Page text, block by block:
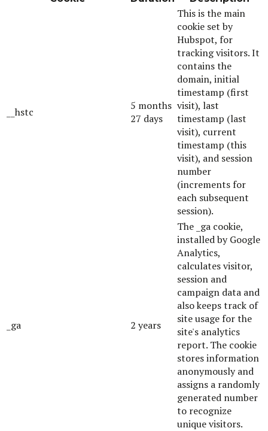
__hstc
5 months
27 days
This is the main
cookie set by
Hubspot, for
tracking visitors. It
contains the
domain, initial
timestamp (first
visit), last
timestamp (last
visit), current
timestamp (this
visit), and session
number
(increments for
each subsequent
session).
_ga 2 years
The _ga cookie,
installed by Google
Analytics,
calculates visitor,
session and
campaign data and
also keeps track of
site usage for the
site's analytics
report. The cookie
stores information
anonymously and
assigns a randomly
generated number
to recognize
unique visitors.